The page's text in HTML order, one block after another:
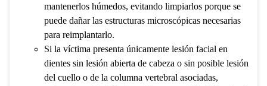
mantenerlos húmedos, evitando limpiarlos porque se
puede dañar las estructuras microscópicas necesarias
para reimplantarlo.
Si la víctima presenta únicamente lesión facial en
dientes sin lesión abierta de cabeza o sin posible lesión
del cuello o de la columna vertebral asociadas,